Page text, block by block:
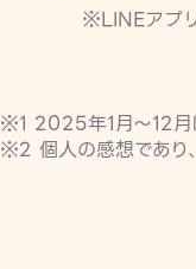
※LINEアプ
※1 2025年1月〜12月
※2 個人の感想であり